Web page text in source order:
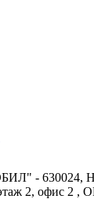
- 630024,
2, офис 2 ,